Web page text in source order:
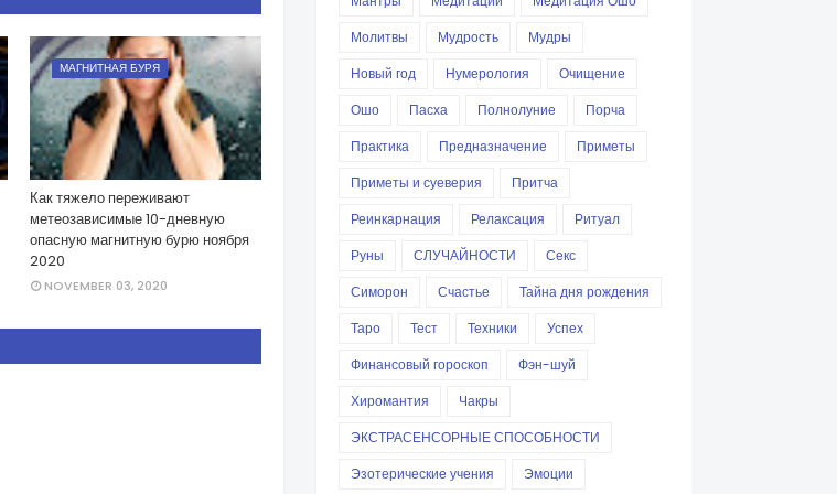
МАГНИТНАЯ БУРЯ
Как тяжело переживают
метеозависимые 10-дневную
опасную магнитную бурю ноября
2020
NOVEMBER 03, 2020
Молитвы
Мудрость
Мудры
Новый год
Нумерология
Очищение
Ошо
Пасха Полнолуние
Порча
Практика
Предназначение
Приметы
Приметы и суеверия
Притча
Реинкарнация
Релаксация
Ритуал
Руны
СЛУЧАЙНОСТИ
Секс
Симорон
Счастье
Тайна дня рождения
Таро
Тест Техники
Успех
Финансовый гороскоп
Фэн-шуй
Хиромантия
Чакры
ЭКСТРАСЕНСОРНЫЕ СПОСОБНОСТИ
Эзотерические учения
Эмоции